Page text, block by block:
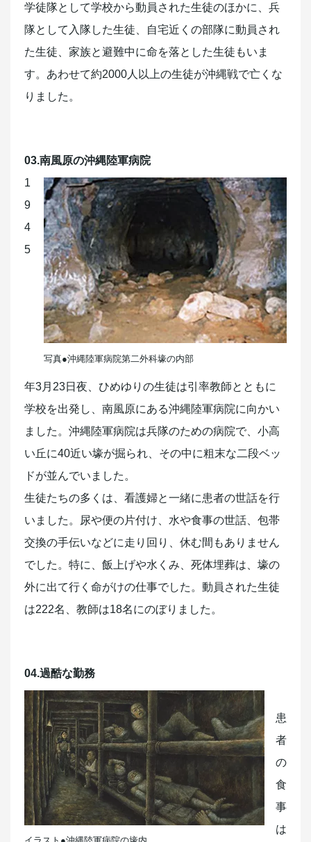
学徒隊として学校から動員された生徒のほかに、兵
隊として入隊した生徒、自宅近くの部隊に動員され
た生徒、家族と避難中に命を落とした生徒もいま
す。あわせて約2000人以上の生徒が沖縄戦で亡くな
りました。
03.南風原の沖縄陸軍病院
写真●沖縄陸軍病院第二外科壕の内部
1
9
4
5
年3月23日夜、ひめゆりの生徒は引率教師とともに
学校を出発し、南風原にある沖縄陸軍病院に向かい
ました。沖縄陸軍病院は兵隊のための病院で、小高
い丘に40近い壕が掘られ、その中に粗末な二段ベッ
ドが並んでいました。
生徒たちの多くは、看護婦と一緒に患者の世話を行
いました。尿や便の片付け、水や食事の世話、包帯
交換の手伝いなどに走り回り、休む間もありません
でした。特に、飯上げや水くみ、死体埋葬は、壕の
外に出て行く命がけの仕事でした。動員された生徒
は222名、教師は18名にのぼりました。
04.過酷な勤務
患
者
の
食
事
は